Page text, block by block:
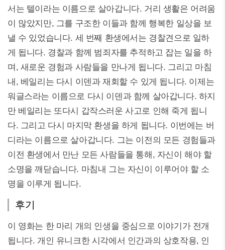
서는 텔이라는 이름으로 살아갑니다. 거리 생활은 어려움
이 많았지만, 그를 구조한 이들과 함께 행복한 일상을 보
낼 수 있었습니다. 세 번째 환생에서는 경찰견으로 일하
게 됩니다. 경찰과 함께 범죄자를 추적하고 잡는 일을 하
며, 새로운 경험과 사람들을 만나게 됩니다. 그리고 마침
내, 베일리는 다시 이덴과 재회할 수 있게 됩니다. 이제는
워글스라는 이름으로 다시 이덴과 함께 살아갑니다. 하지
만 베일리는 또다시 갑작스러운 사고로 인해 죽게 됩니
다. 그리고 다시 마지막 환생을 하게 됩니다. 이번에는 버
디라는 이름으로 살아갑니다. 그는 이전의 모든 경험들과
이전 환생에서 만난 모든 사람들을 통해, 자신이 해야 할
소명을 깨닫습니다. 마침내 그는 자신이 이루어야 할 소
명을 이루게 됩니다.
후기
이 영화는 한 마리 개의 인생을 중심으로 이야기가 전개
됩니다. 개인 유니크한 시각에서 인간과의 상호작용, 인